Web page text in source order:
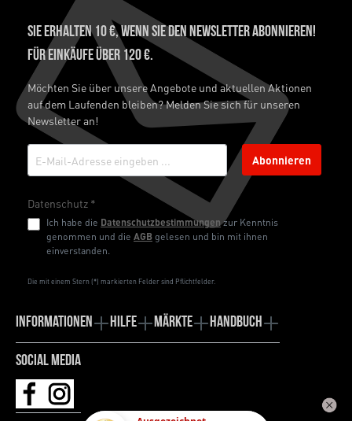
Sie erhalten 10 €, wenn Sie den Newsletter abonnieren!
Für Einkäufe über 120 €.
Möchten Sie über unsere Angebote und aktuellen Aktionen
auf dem Laufenden bleiben? Melden Sie sich für unseren
Newsletter an!
Abonnieren
Datenschutz *
Ich habe die Datenschutzbestimmungenzur Kenntnis
genommen und die AGBgelesen und bin mit ihnen
einverstanden.
Die mit einem Stern (*) markierten Felder sind Pflichtfelder.
Informationen Hilfe Märkte Handbuch
Social Media